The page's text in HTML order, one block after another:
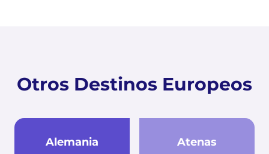
Otros Destinos Europeos
Alemania Atenas